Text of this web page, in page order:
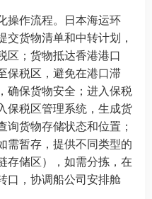
操作流程。日本海运环
货物清单和中转计划，
区；货物抵达香港港口
保税区，避免在港口滞
确保货物安全；进入保税
保税区管理系统，生成货
货物存储状态和位置；
需暂存，提供不同类型的
存储区），如需分拣，在
口，协调船公司安排舱